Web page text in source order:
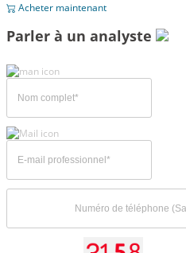
Acheter maintenant
Parler à un analyste